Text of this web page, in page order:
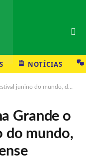
NOTÍCIAS
mundo, diz o Correio Braziliense
Grande o
do mundo,